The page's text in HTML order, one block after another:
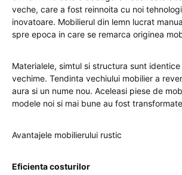
veche, care a fost reinnoita cu noi
inovatoare. Mobilierul din lemn lucrat
spre epoca in care se remarca originea
Materialele, simtul si structura sunt
vechime. Tendinta vechiului mobilier a
aura si un nume nou. Aceleasi piese de
modele noi si mai bune au fost
Avantajele mobilierului rustic
Eficienta costurilor